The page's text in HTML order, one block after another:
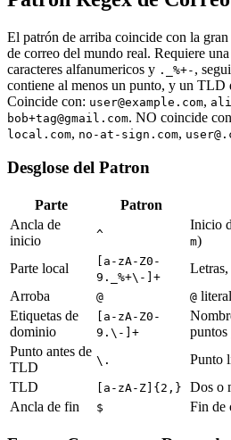
El patrón de arriba coincide con la
de correo del mundo real. Requiere
caracteres alfanumericos y ._%+- ,
contiene al menos un punto, y un TLD
Coincide con: user@example.com,
bob+tag@gmail.com. NO coincide
local.com, no-at-sign.com,
Desglose del Patron
Parte Patron
Ancla de
inicio
^
Inicio
m)
Parte local
[a-zA-Z0-
9._%+\-]+
Arroba
@ @ literal
Etiquetas de
dominio
[a-zA-Z0-
9.\-]+
puntos
Punto antes de
TLD
\.
Punto
TLD
[a-zA-Z]{2,}
Dos o
Ancla de fin
$ Fin de